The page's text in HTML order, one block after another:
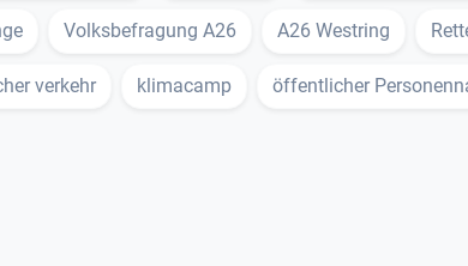
Volksbefragung A26 A26 Westring
verkehr klimacamp öffentlicher